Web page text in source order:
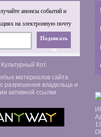
анонсы событий и
на электронную почту
Подписать
ся
Кот.
материалов сайта
разрешения владельца и
активной ссылки